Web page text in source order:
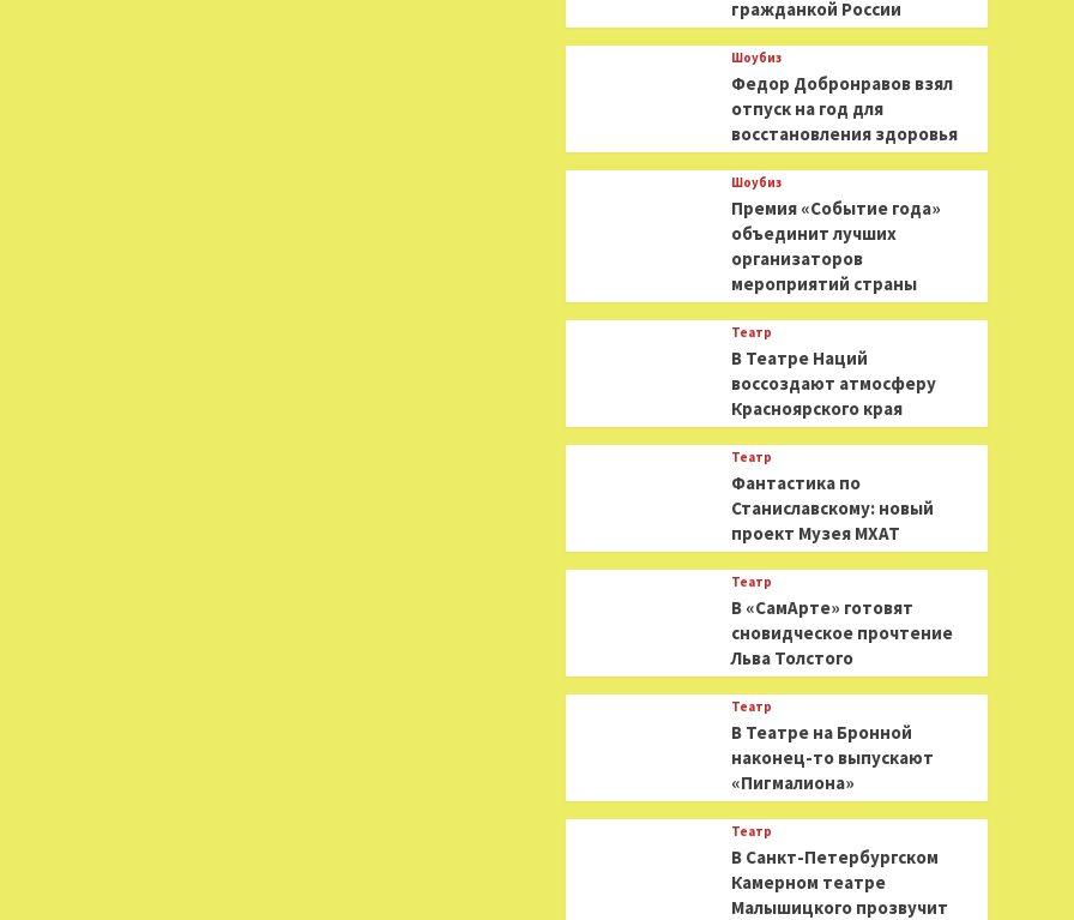
гражданкой России
Шоубиз
Федор Добронравов взял
отпуск на год для
восстановления здоровья
Шоубиз
Премия «Событие года»
объединит лучших
организаторов
мероприятий страны
Театр
В Театре Наций
воссоздают атмосферу
Красноярского края
Театр
Фантастика по
Станиславскому: новый
проект Музея МХАТ
Театр
В «СамАрте» готовят
сновидческое прочтение
Льва Толстого
Театр
В Театре на Бронной
наконец-то выпускают
«Пигмалиона»
Театр
В Санкт-Петербургском
Камерном театре
Малышицкого прозвучит